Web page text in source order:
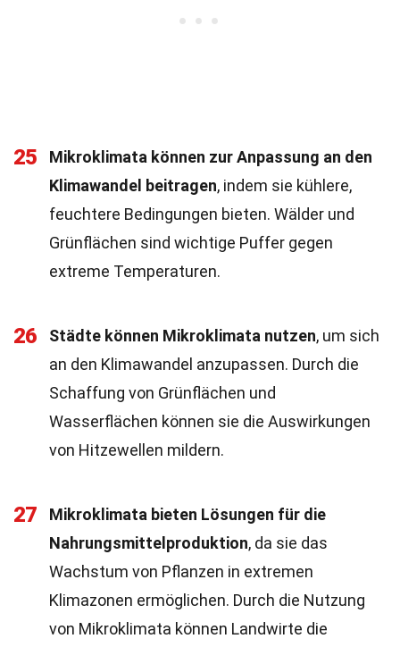
25
Mikroklimata können zur Anpassung an den
Klimawandel beitragen, indem sie kühlere,
feuchtere Bedingungen bieten. Wälder und
Grünflächen sind wichtige Puffer gegen
extreme Temperaturen.
26 Städte können Mikroklimata nutzen, um sich
an den Klimawandel anzupassen. Durch die
Schaffung von Grünflächen und
Wasserflächen können sie die Auswirkungen
von Hitzewellen mildern.
27
Mikroklimata bieten Lösungen für die
Nahrungsmittelproduktion, da sie das
Wachstum von Pflanzen in extremen
Klimazonen ermöglichen. Durch die Nutzung
von Mikroklimata können Landwirte die